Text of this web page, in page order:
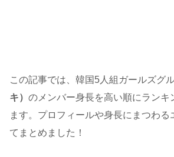
この記事では、韓国5人組ガールズグ
キ） のメンバー身長を高い順にランキ
ます。プロフィールや身長にまつわ
てまとめました！